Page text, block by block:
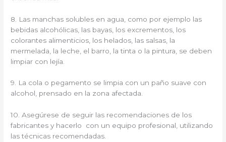
8. Las manchas solubles en agua, como por ejemplo las
bebidas alcohólicas, las bayas, los excrementos, los
colorantes alimenticios, los helados, las salsas, la
mermelada, la leche, el barro, la tinta o la pintura, se deben
limpiar con lejía.
9. La cola o pegamento se limpia con un paño suave con
alcohol, prensado en la zona afectada.
10. Asegúrese de seguir las recomendaciones de los
fabricantes y hacerlo con un equipo profesional, utilizando
las técnicas recomendadas.